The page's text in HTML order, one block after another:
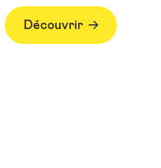
Découvrir